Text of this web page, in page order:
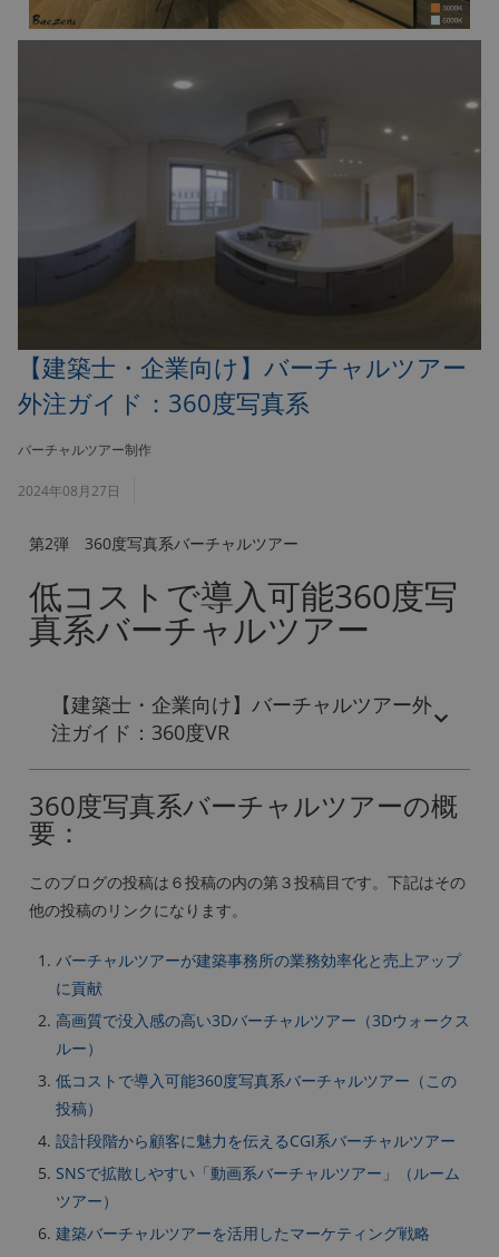
【建築士・企業向け】バーチャルツアー
外注ガイド：360度写真系
バーチャルツアー制作
2024年08月27日
第2弾 360度写真系バーチャルツアー
低コストで導入可能360度写
真系バーチャルツアー
【建築士・企業向け】バーチャルツアー外
注ガイド：360度VR
360度写真系バーチャルツアーの概
要：
このブログの投稿は６投稿の内の第３投稿目です。下記はその
他の投稿のリンクになります。
バーチャルツアーが建築事務所の業務効率化と売上アップ
に貢献
高画質で没入感の高い3Dバーチャルツアー（3Dウォークス
ルー）
低コストで導入可能360度写真系バーチャルツアー（この
投稿）
設計段階から顧客に魅力を伝えるCGI系バーチャルツアー
SNSで拡散しやすい「動画系バーチャルツアー」（ルーム
ツアー）
建築バーチャルツアーを活用したマーケティング戦略